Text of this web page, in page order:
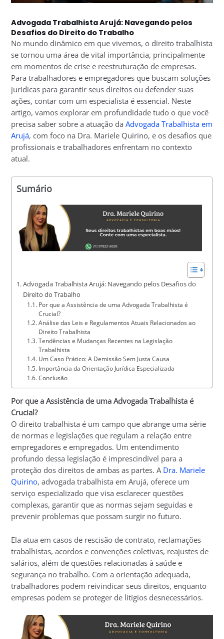
Advogada Trabalhista Arujá: Navegando pelos
Desafios do Direito do Trabalho
No mundo dinâmico em que vivemos, o direito trabalhista
se tornou uma área de vital importância, principalmente
em momentos de crise e reestruturação de empresas.
Para trabalhadores e empregadores que buscam soluções
jurídicas para garantir seus direitos ou defender suas
ações, contar com um especialista é essencial. Neste
artigo, vamos explorar em profundidade tudo o que você
precisa saber sobre a atuação daAdvogada Trabalhista em
Arujá, com foco na Dra. Mariele Quirino, e os desafios que
profissionais e trabalhadores enfrentam no contexto
atual.
Sumário
Advogada Trabalhista Arujá: Navegando pelos Desafios do
Direito do Trabalho
Por que a Assistência de uma Advogada Trabalhista é
Crucial?
Análise das Leis e Regulamentos Atuais Relacionados ao
Direito Trabalhista
Tendências e Mudanças Recentes na Legislação
Trabalhista
Um Caso Prático: A Demissão Sem Justa Causa
Importância da Orientação Jurídica Especializada
Conclusão
Por que a Assistência de uma Advogada Trabalhista é
Crucial?
O direito trabalhista é um campo que abrange uma série
de normas e legislações que regulam a relação entre
empregadores e empregados. Um entendimento
profundo dessa legislação é imprescindível para a
proteção dos direitos de ambas as partes. A Dra. Mariele
Quirino, advogada trabalhista em Arujá, oferece um
serviço especializado que visa esclarecer questões
complexas, garantir que as normas sejam seguidas e
prevenir problemas que possam surgir no futuro.
Ela atua em casos de rescisão de contrato, reclamações
trabalhistas, acordos e convenções coletivas, reajustes de
salários, além de questões relacionadas à saúde e
segurança no trabalho. Com a orientação adequada,
trabalhadores podem reivindicar seus direitos, enquanto
empresas podem se proteger de litígios desnecessários.